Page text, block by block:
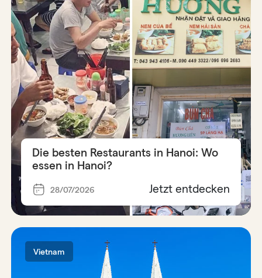
Die besten Restaurants in Hanoi: Wo
essen in Hanoi?
28/07/2026 Jetzt entdecken
Vietnam